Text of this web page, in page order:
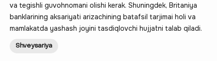
va tegishli guvohnomani olishi kerak. Shuningdek, Britaniya
banklarining aksariyati arizachining batafsil tarjimai holi va
mamlakatda yashash joyini tasdiqlovchi hujjatni talab qiladi.
Shveysariya